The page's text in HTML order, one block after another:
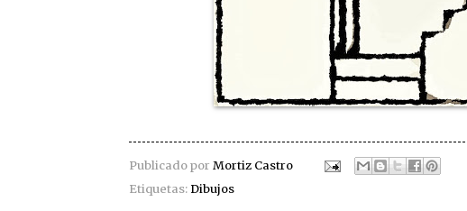
Publicado por Mortiz Castro
Etiquetas: Dibujos